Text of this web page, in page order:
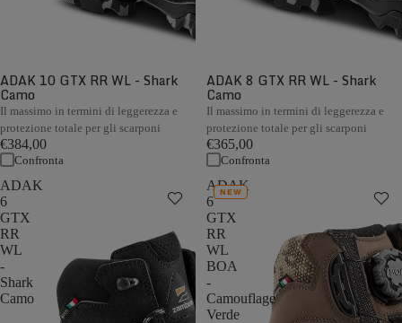
ADAK 10 GTX RR WL - Shark
Camo
Il massimo in termini di leggerezza e
protezione totale per gli scarponi
€384,00
Confronta
ADAK 8 GTX RR WL - Shark
Camo
Il massimo in termini di leggerezza e
protezione totale per gli scarponi
€365,00
Confronta
ADAK
6
GTX
RR
WL
-
Shark
Camo
ADAK
6
GTX
RR
WL
BOA
-
Camouflage
Verde
NEW